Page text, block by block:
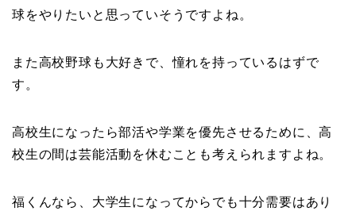
球をやりたいと思っていそうですよね。
また高校野球も大好きで、憧れを持っているはずで
す。
高校生になったら部活や学業を優先させるために、高
校生の間は芸能活動を休むことも考えられますよね。
福くんなら、大学生になってからでも十分需要はあり